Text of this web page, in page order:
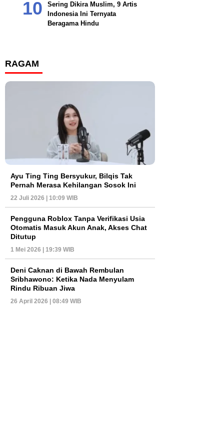
Sering Dikira Muslim, 9 Artis
Indonesia Ini Ternyata
Beragama Hindu
RAGAM
Ayu Ting Ting Bersyukur, Bilqis Tak
Pernah Merasa Kehilangan Sosok Ini
22 Juli 2026 | 10:09 WIB
Pengguna Roblox Tanpa Verifikasi Usia
Otomatis Masuk Akun Anak, Akses Chat
Ditutup
1 Mei 2026 | 19:39 WIB
Deni Caknan di Bawah Rembulan
Sribhawono: Ketika Nada Menyulam
Rindu Ribuan Jiwa
26 April 2026 | 08:49 WIB